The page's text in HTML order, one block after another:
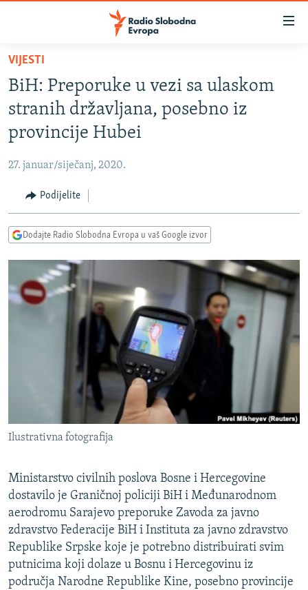
Pređite
glavni
sadržaj
na
glavnu
navigaciju
Pređite
na
pretragu
BOSNA I HERCEGOVINA
CRNA GORA
VIZUELNO
INFOGRAFIKE
RAT U UKRAJINI
KINA NA BALKANU
RSE PRIČE IZ SVIJETA
ISPRIČAJ MI
SPECIJALI RSE
VIŠE OD NASLOVA
GENOCID U SREBRENICI
POPLAVE I KLIZIŠTA U BIH 2024.
TV LIBERTY
POST SCRIPTUM
TRI DECENIJE OD RATA U BIH
SVE KARTE DEJTONA
Sve RFE/RL stranice
VIJESTI
BiH: Preporuke u vezi sa ulaskom
stranih državljana, posebno iz
provincije Hubei
27. januar/siječanj, 2020.
Podijelite
Dodajte Radio Slobodna Evropa u vaš Google izvor
Ilustrativna fotografija
Ministarstvo civilnih poslova Bosne i Hercegovine
dostavilo je Graničnoj policiji BiH i Međunarodnom
aerodromu Sarajevo preporuke Zavoda za javno
zdravstvo Federacije BiH i Instituta za javno zdravstvo
Republike Srpske koje je potrebno distribuirati svim
putnicima koji dolaze u Bosnu i Hercegovinu iz
područja Narodne Republike Kine, posebno provincije